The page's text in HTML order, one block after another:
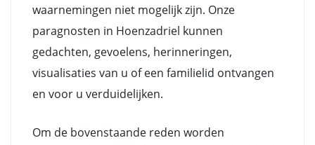
waarnemingen niet mogelijk zijn. Onze
paragnosten in Hoenzadriel kunnen
gedachten, gevoelens, herinneringen,
visualisaties van u of een familielid ontvangen
en voor u verduidelijken.
Om de bovenstaande reden worden